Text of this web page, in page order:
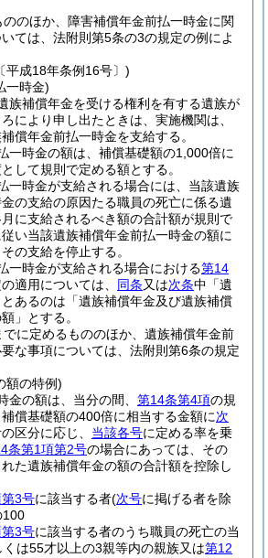
ののほか、障害補償年金前払一時金に関
ては、法附則第5条の3の規定の例によ
平成18年条例16号〕)
一時金)
族補償年金を受ける権利を有する遺族が
により申し出たときは、実施機関は、
償年金前払一時金を支給する。
一時金の額は、補償基礎額の1,000倍に
して規則で定める額とする。
一時金が支給される場合には、当該遺族
の支給の原因たる職員の死亡に係る遺
に支給されるべき額の合計額が規則で
い当該遺族補償年金前払一時金の額に
の支給を停止する。
一時金が支給される場合における第14
適用については、 同条又は次条中「遺
あるのは「遺族補償年金及び遺族補償
」とする。
でに定めるもののほか、遺族補償年金前
な事項については、法附則第6条の規定
額の特例)
金の額は、当分の間、 第14条第4項の規
償基礎額の400倍に相当する金額に次
区分に応じ、 当該各号に定める率を乗
条第1項第2号の場合にあっては、その
た遺族補償年金の額の合計額を控除し
3号に該当する者(次号に掲げる者を除
3号に該当する者のうち職員の死亡の当
は55才以上の3親等内の親族又は第12